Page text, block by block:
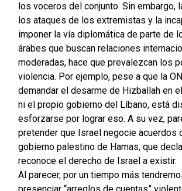
los voceros del conjunto. Sin embargo,
los ataques de los extremistas y la
imponer la vía diplomática de parte de
árabes que buscan relaciones
moderadas, hace que prevalezcan los
violencia. Por ejemplo, pese a que la
demandar el desarme de Hizballah en
ni el propio gobierno del Líbano, está
esforzarse por lograr eso. A su vez,
pretender que Israel negocie acuerdos
gobierno palestino de Hamas, que
reconoce el derecho de Israel a existir.
Al parecer, por un tiempo más